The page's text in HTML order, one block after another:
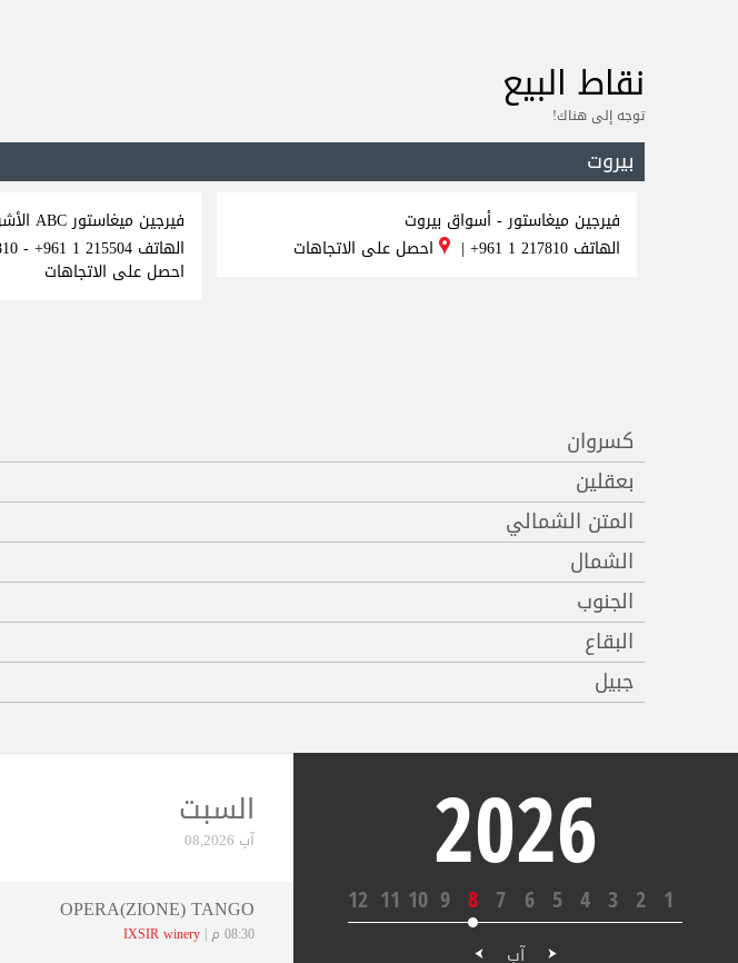
نقاط البيع
توجه إلى هناك!
بيروت
فيرجين ميغاستور - أسواق بيروت
الهاتف+961 1 217810
| احصل على الاتجاهات
فيرجين ميغاستور ABC الأشرفية
الهاتف- +961 1 215504
احصل على الاتجاهات
كسروان
بعقلين
المتن الشمالي
الشمال
الجنوب
البقاع
جبيل
2026
1
2
3
4
5
6
7
8
9
10
11
12
آب
السبت
آب 08,2026
OPERA(ZIONE) TANGO
08:30 م | IXSIR winery